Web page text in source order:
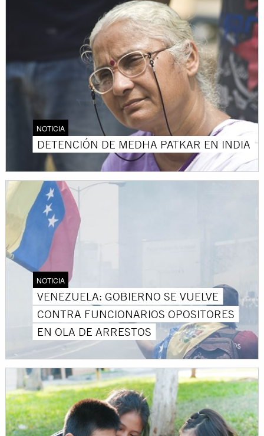
NOTICIA
DETENCIÓN DE MEDHA PATKAR EN INDIA
NOTICIA
VENEZUELA: GOBIERNO SE VUELVE
CONTRA FUNCIONARIOS OPOSITORES
EN OLA DE ARRESTOS